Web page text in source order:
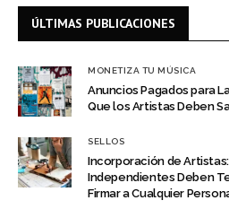
ÚLTIMAS PUBLICACIONES
MONETIZA TU MÚSICA
Anuncios Pagados para
Que los Artistas Deben
SELLOS
Incorporación de
Independientes Deben
Firmar a Cualquier